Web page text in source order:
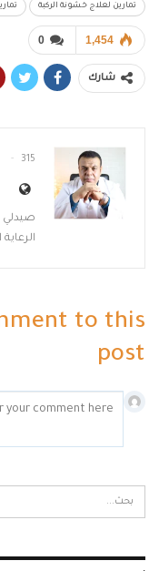
تمارين لعلاج خشونة الركبة
0 1,454
شارك
315 المشاركات
to this
post